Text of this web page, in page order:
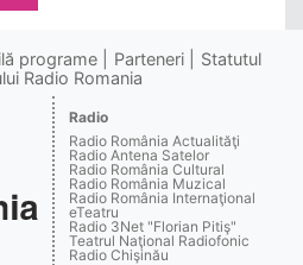
programe Parteneri
Statutul
Radio Romania
Radio
Radio România Actualităţi
Radio Antena Satelor
Radio România Cultural
Radio România Muzical
Radio România Internaţional
eTeatru
Radio 3Net "Florian Pitiş"
Teatrul Naţional Radiofonic
Radio Chişinău